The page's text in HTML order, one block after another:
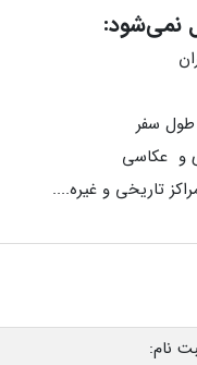
نمی‌شود:
سفر
و عکاسی
تاریخی و غیره....
نام: